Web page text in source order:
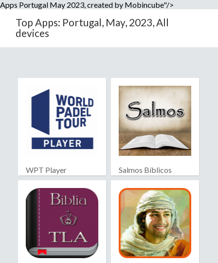
Apps Portugal May 2023, created by Mobincube"/>
Top Apps: Portugal, May, 2023, All
devices
WPT Player Salmos Bíblicos